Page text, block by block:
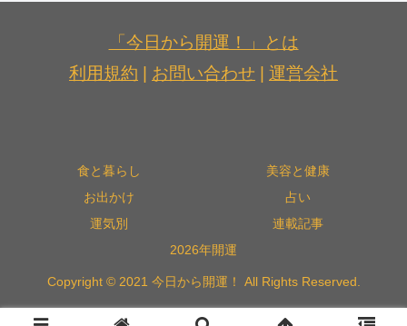
「今日から開運！」とは
利用規約
お問い合わせ 運営会社
食と暮らし
美容と健康
お出かけ
占い
運気別
連載記事
2026年開運
Copyright © 2021 今日から開運！ All Rights Reserved.